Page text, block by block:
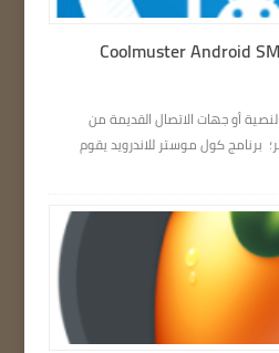
Coolmuster Android
أو جهات الاتصال القديمة من
كول موستر للاندرويد يقوم